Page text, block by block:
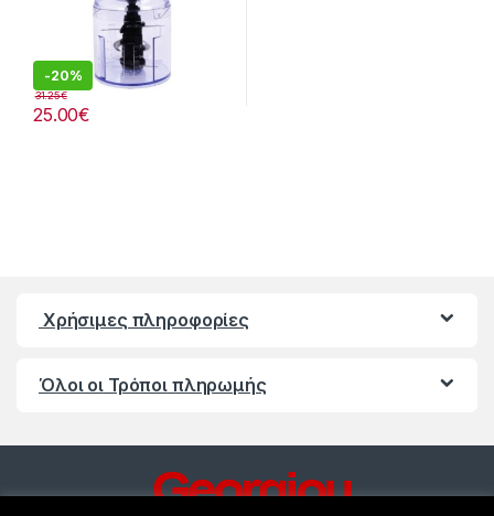
-20%
25.00€
31.25€
Χρήσιμες πληροφορίες
Όλοι οι Τρόποι πληρωμής